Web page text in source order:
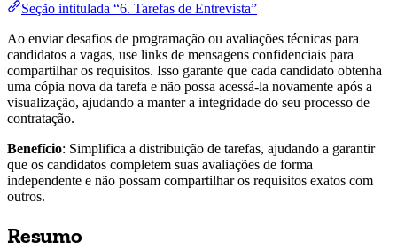
Seção intitulada “6. Tarefas de Entrevista”
Ao enviar desafios de programação ou avaliações técnicas para
candidatos a vagas, use links de mensagens confidenciais para
compartilhar os requisitos. Isso garante que cada candidato obtenha
uma cópia nova da tarefa e não possa acessá-la novamente após a
visualização, ajudando a manter a integridade do seu processo de
contratação.
Benefício: Simplifica a distribuição de tarefas, ajudando a garantir
que os candidatos completem suas avaliações de forma
independente e não possam compartilhar os requisitos exatos com
outros.
Resumo